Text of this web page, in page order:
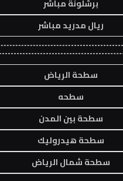
برشلونة مباشر
ريال مدريد مباشر
سطحة الرياض
سطحه
سطحة بين المدن
سطحة هيدروليك
سطحة شمال الرياض